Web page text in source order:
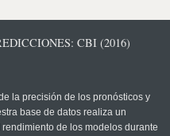
CBI (2016)
la precisión de los pronósticos y
base de datos realiza un
de los modelos durante